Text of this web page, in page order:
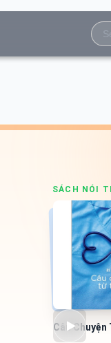
for:
SÁCH NÓI
Câu